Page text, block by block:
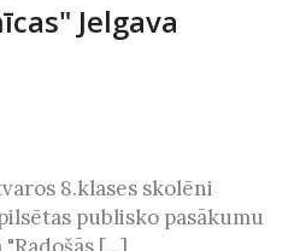
Jelgava
8.klases skolēni
publisko pasākumu